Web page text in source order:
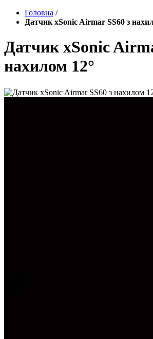
Головна /
Датчик xSonic Airmar SS60 з
Датчик xSonic
нахилом 12°